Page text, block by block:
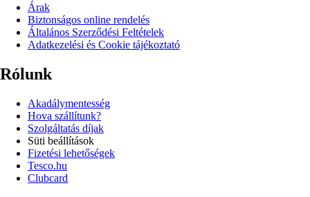
Árak
Biztonságos online rendelés
Általános Szerződési Feltételek
Adatkezelési és Cookie tájékoztató
Rólunk
Akadálymentesség
Hova szállítunk?
Szolgáltatás díjak
Süti beállítások
Fizetési lehetőségek
Tesco.hu
Clubcard